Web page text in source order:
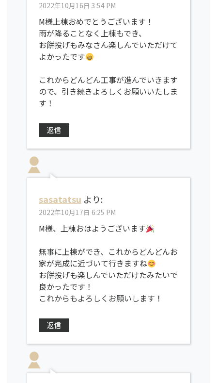
2022年10月16日 3:54 PM
M様上棟おめでとうございます！
雨が降ることなく上棟もでき、
お餅投げもみなさん楽しんでいただけて
よかったです
これからどんどん工事が進んでいきます
ので、引き続きよろしくお願いいたしま
す！
返信
sasatatsu より:
2022年10月17日 6:25 PM
M様、上棟おはようございます
無事に上棟ができ、これからどんどんお
家が完成に近づいて行きますね
お餅投げも楽しんでいただけたみたいで
良かったです！
これからもよろしくお願いします！
返信